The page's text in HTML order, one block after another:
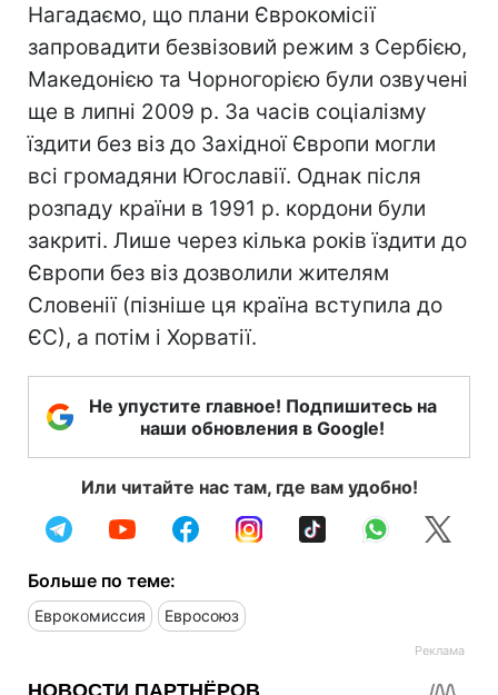
Нагадаємо, що плани Єврокомісії
запровадити безвізовий режим з Сербією,
Македонією та Чорногорією були озвучені
ще в липні 2009 р. За часів соціалізму
їздити без віз до Західної Європи могли
всі громадяни Югославії. Однак після
розпаду країни в 1991 р. кордони були
закриті. Лише через кілька років їздити до
Європи без віз дозволили жителям
Словенії (пізніше ця країна вступила до
ЄС), а потім і Хорватії.
Не упустите главное! Подпишитесь на
наши обновления в Google!
Или читайте нас там, где вам удобно!
Больше по теме:
Еврокомиссия Евросоюз